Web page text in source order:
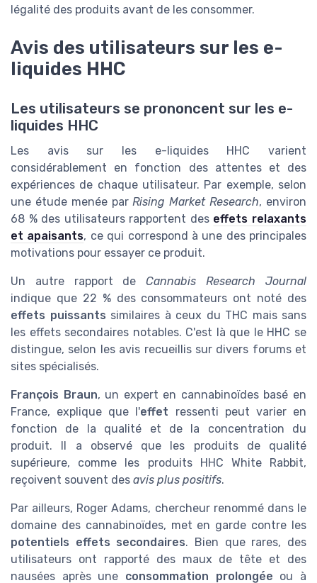
légalité des produits avant de les consommer.
Avis des utilisateurs sur les e-
liquides HHC
Les utilisateurs se prononcent sur les e-
liquides HHC
Les avis sur les e-liquides HHC varient
considérablement en fonction des attentes et des
expériences de chaque utilisateur. Par exemple, selon
une étude menée parRising Market Research, environ
68 % des utilisateurs rapportent des effets relaxants
et apaisants, ce qui correspond à une des principales
motivations pour essayer ce produit.
Un autre rapport deCannabis Research Journal
indique que 22 % des consommateurs ont noté des
effets puissants similaires à ceux du THC mais sans
les effets secondaires notables. C'est là que le HHC se
distingue, selon les avis recueillis sur divers forums et
sites spécialisés.
François Braun, un expert en cannabinoïdes basé en
France, explique que l'effet ressenti peut varier en
fonction de la qualité et de la concentration du
produit. Il a observé que les produits de qualité
supérieure, comme les produits HHC White Rabbit,
reçoivent souvent des avis plus positifs.
Par ailleurs, Roger Adams, chercheur renommé dans le
domaine des cannabinoïdes, met en garde contre les
potentiels effets secondaires. Bien que rares, des
utilisateurs ont rapporté des maux de tête et des
nausées après une consommation prolongée ou à